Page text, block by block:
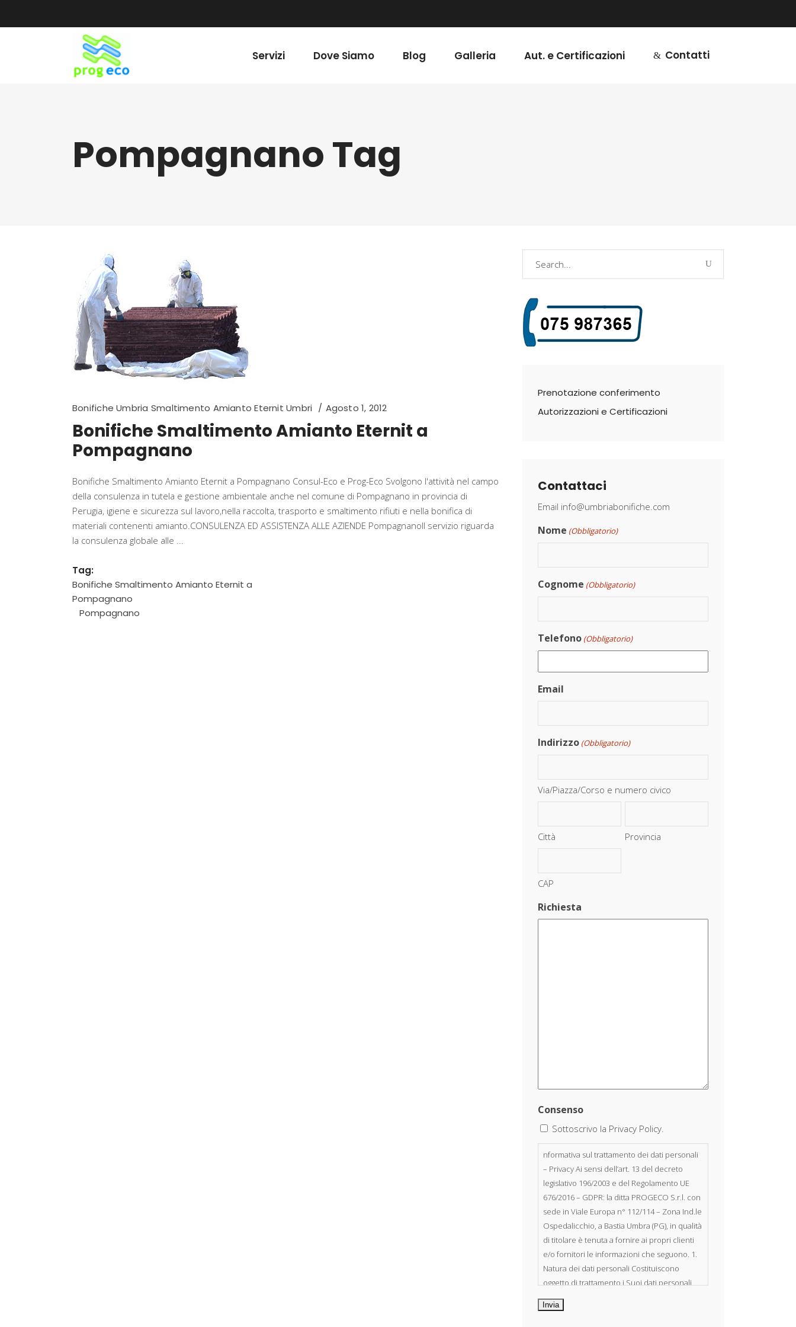
Servizi Dove Siamo Blog Galleria Aut. e Certificazioni Contatti
Pompagnano Tag
Bonifiche Umbria Smaltimento Amianto Eternit Umbri Agosto 1, 2012
Bonifiche Smaltimento Amianto Eternit a
Pompagnano
Bonifiche Smaltimento Amianto Eternit a Pompagnano Consul-Eco e Prog-Eco Svolgono l'attività nel campo
della consulenza in tutela e gestione ambientale anche nel comune di Pompagnano in provincia di
Perugia, igiene e sicurezza sul lavoro,nella raccolta, trasporto e smaltimento rifiuti e nella bonifica di
materiali contenenti amianto.CONSULENZA ED ASSISTENZA ALLE AZIENDE PompagnanoIl servizio riguarda
la consulenza globale alle
Tag:
Bonifiche Smaltimento Amianto Eternit a
Pompagnano
Pompagnano
Prenotazione conferimento
Autorizzazioni e Certificazioni
Contattaci
Email info@umbriabonifiche.com
Nome (Obbligatorio)
Cognome (Obbligatorio)
Telefono (Obbligatorio)
Email
Indirizzo (Obbligatorio)
Via/Piazza/Corso e numero civico
Città Provincia
CAP
Richiesta
Consenso
Sottoscrivo la Privacy Policy.
nformativa sul trattamento dei dati personali
– Privacy Ai sensi dell’art. 13 del decreto
legislativo 196/2003 e del Regolamento UE
676/2016 – GDPR: la ditta PROGECO S.r.l. con
sede in Viale Europa n° 112/114 – Zona Ind.le
Ospedalicchio, a Bastia Umbra (PG), in qualità
di titolare è tenuta a fornire ai propri clienti
e/o fornitori le informazioni che seguono. 1.
Natura dei dati personali Costituiscono
oggetto di trattamento i Suoi dati personali,
riferibili direttamente od indirettamente al
suo rapporto con la ditta scrivente, per il